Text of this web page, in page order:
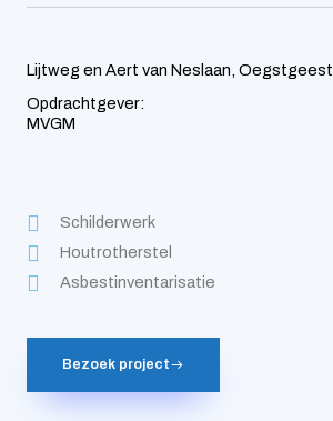
Lijtweg en Aert van Neslaan, Oegstgeest
Opdrachtgever:
MVGM
Schilderwerk
Houtrotherstel
Asbestinventarisatie
Bezoek project